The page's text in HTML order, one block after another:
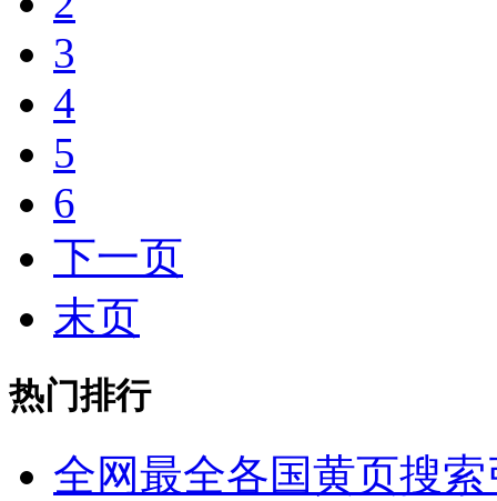
3
4
5
6
下一页
末页
热门排行
全网最全各国黄页搜